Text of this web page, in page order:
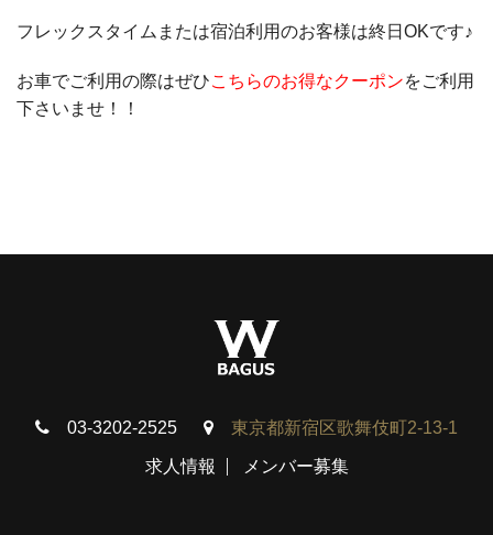
フレックスタイムまたは宿泊利用のお客様は終日OKです♪
お車でご利用の際はぜひこちらのお得なクーポンをご利用
下さいませ！！
03-3202-2525 東京都新宿区歌舞伎町2-13-1
求人情報 メンバー募集